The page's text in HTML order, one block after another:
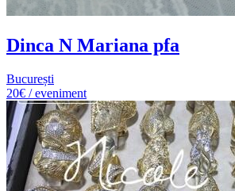
Dinca N Mariana pfa
București
20€ / eveniment